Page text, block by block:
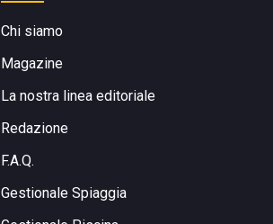
Chi siamo
Magazine
La nostra linea editoriale
Redazione
F.A.Q.
Gestionale Spiaggia